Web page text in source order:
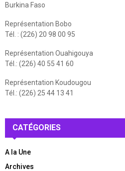
Burkina Faso
Représentation Bobo
Tél. : (226) 20 98 00 95
Représentation Ouahigouya
Tél.: (226) 40 55 41 60
Représentation Koudougou
Tél.: (226) 25 44 13 41
CATÉGORIES
A la Une
Archives